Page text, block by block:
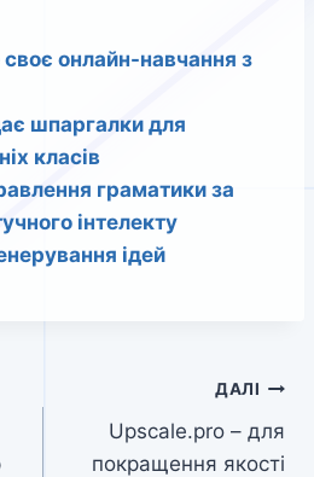
онлайн-навчання з
шпаргалки для
класів
граматики за
інтелекту
ідей
ДАЛІ
Upscale.pro – для
покращення якості